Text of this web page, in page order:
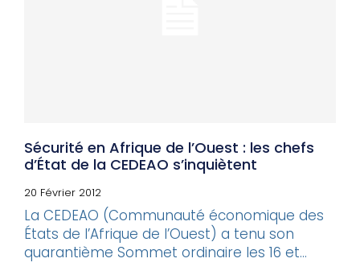
Sécurité en Afrique de l’Ouest : les chefs
d’État de la CEDEAO s’inquiètent
20 Février 2012
La CEDEAO (Communauté économique des
États de l’Afrique de l’Ouest) a tenu son
quarantième Sommet ordinaire les 16 et...